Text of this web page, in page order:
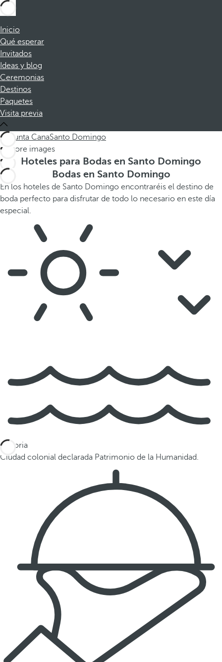
Inicio
Qué esperar
Invitados
Ideas y blog
Ceremonias
Destinos
Paquetes
Visita previa
All Punta CanaSanto Domingo
Hoteles para Bodas en Santo Domingo
Bodas en Santo Domingo
En los hoteles de Santo Domingo encontraréis el destino de
boda perfecto para disfrutar de todo lo necesario en este día
especial.
Historia
Ciudad colonial declarada Patrimonio de la Humanidad.